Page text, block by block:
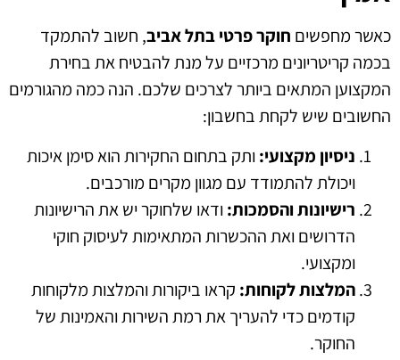
כאשר מחפשים חוקר פרטי בתל אביב, חשוב להתמקד
בכמה קריטריונים מרכזיים על מנת להבטיח את בחירת
המקצוען המתאים ביותר לצרכים שלכם. הנה כמה מהגורמים
החשובים שיש לקחת בחשבון:
ניסיון מקצועי:ותק בתחום החקירות הוא סימן איכות
ויכולת להתמודד עם מגוון מקרים מורכבים.
רישיונות והסמכות:ודאו שלחוקר יש את הרישיונות
הדרושים ואת ההכשרות המתאימות לעיסוק חוקי
ומקצועי.
המלצות לקוחות: קראו ביקורות והמלצות מלקוחות
קודמים כדי להעריך את רמת השירות והאמינות של
החוקר.